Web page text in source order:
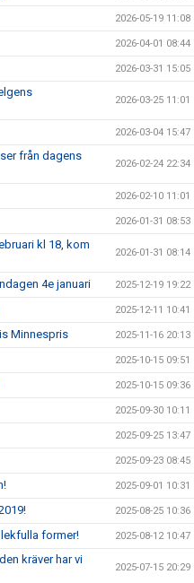
2026-05-19 11:08
2026-04-01 08:44
2026-03-31 15:05
2026-03-25 11:01
2026-03-04 15:47
från dagens
2026-02-24 22:34
2026-02-10 11:01
2026-01-31 08:53
kl 18, kom
2026-01-31 08:14
4e januari 2025-12-19 19:22
2025-12-11 10:41
Minnespris 2025-11-16 20:13
2025-10-15 09:51
2025-10-15 09:36
2025-09-30 10:11
2025-09-25 13:47
2025-09-23 08:45
2025-09-01 10:31
2025-08-25 10:36
former! 2025-08-12 10:47
kräver har vi
2025-07-15 20:29